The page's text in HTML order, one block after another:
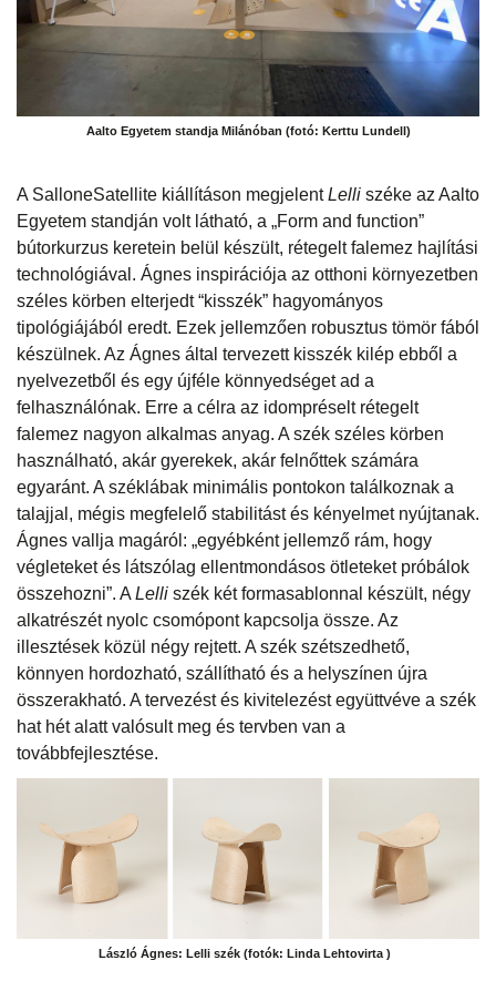
Aalto Egyetem standja Milánóban (fotó: Kerttu Lundell)
A SalloneSatellite kiállításon megjelentLelli széke az Aalto
Egyetem standján volt látható, a „Form and function”
bútorkurzus keretein belül készült, rétegelt falemez hajlítási
technológiával. Ágnes inspirációja az otthoni környezetben
széles körben elterjedt “kisszék” hagyományos
tipológiájából eredt. Ezek jellemzően robusztus tömör fából
készülnek. Az Ágnes által tervezett kisszék kilép ebből a
nyelvezetből és egy újféle könnyedséget ad a
felhasználónak. Erre a célra az idompréselt rétegelt
falemez nagyon alkalmas anyag. A szék széles körben
használható, akár gyerekek, akár felnőttek számára
egyaránt. A széklábak minimális pontokon találkoznak a
talajjal, mégis megfelelő stabilitást és kényelmet nyújtanak.
Ágnes vallja magáról: „egyébként jellemző rám, hogy
végleteket és látszólag ellentmondásos ötleteket próbálok
összehozni”. A Lelli szék két formasablonnal készült, négy
alkatrészét nyolc csomópont kapcsolja össze. Az
illesztések közül négy rejtett. A szék szétszedhető,
könnyen hordozható, szállítható és a helyszínen újra
összerakható. A tervezést és kivitelezést együttvéve a szék
hat hét alatt valósult meg és tervben van a
továbbfejlesztése.
László Ágnes: Lelli szék (fotók: Linda Lehtovirta )